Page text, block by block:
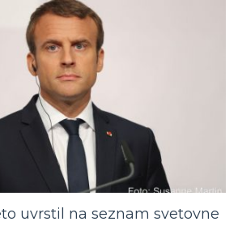
uvrstil na seznam svetovne